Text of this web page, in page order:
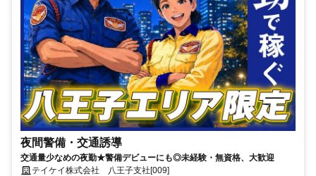
夜間警備・交通誘導
交通量少なめの夜勤★警備デビューにも◎未経験・無資格、大歓迎
テイケイ株式会社 八王子支社[009]